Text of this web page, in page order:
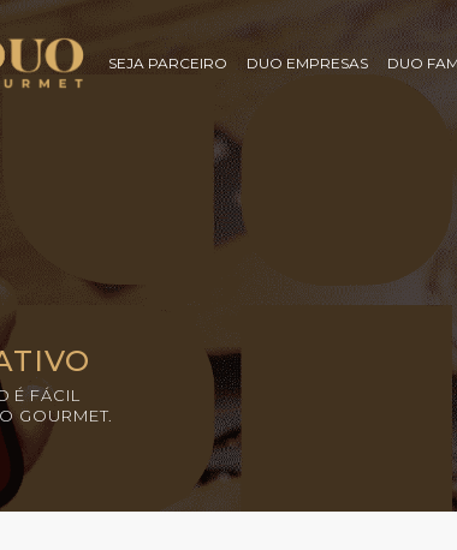
SEJA PARCEIRO DUO EMPRESAS DUO
É FÁCIL
GOURMET.